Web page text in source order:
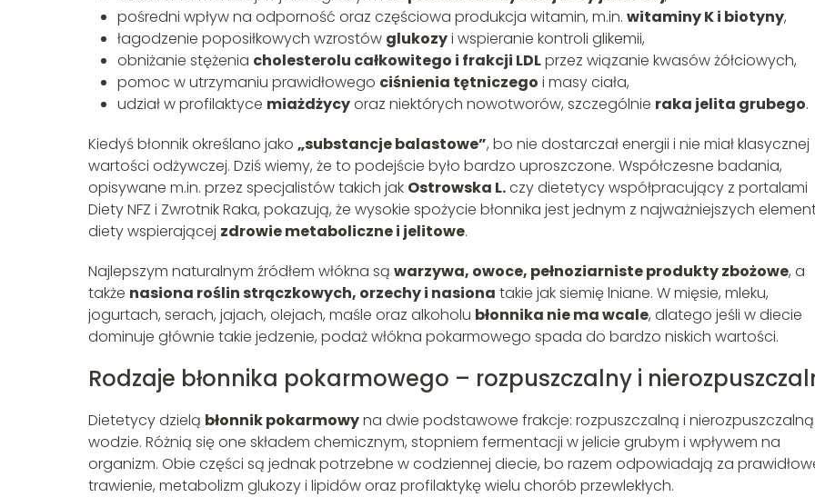
pośredni wpływ na odporność oraz częściowa produkcja witamin, m.in. witaminy K i biotyny,
łagodzenie poposiłkowych wzrostów glukozyi wspieranie kontroli glikemii,
obniżanie stężenia cholesterolu całkowitego i frakcji LDLprzez wiązanie kwasów żółciowych,
pomoc w utrzymaniu prawidłowego ciśnienia tętniczego i masy ciała,
udział w profilaktyce miażdżycyoraz niektórych nowotworów, szczególnie raka jelita grubego.
Kiedyś błonnik określano jako „substancje balastowe”, bo nie dostarczał energii i nie miał klasycznej
wartości odżywczej. Dziś wiemy, że to podejście było bardzo uproszczone. Współczesne badania,
opisywane m.in. przez specjalistów takich jak Ostrowska L.czy dietetycy współpracujący z portalami
Diety NFZ i Zwrotnik Raka, pokazują, że wysokie spożycie błonnika jest jednym z najważniejszych
diety wspierającej zdrowie metaboliczne i jelitowe.
Najlepszym naturalnym źródłem włókna są warzywa, owoce, pełnoziarniste produkty zbożowe, a
także nasiona roślin strączkowych, orzechy i nasiona takie jak siemię lniane. W mięsie, mleku,
jogurtach, serach, jajach, olejach, maśle oraz alkoholu błonnika nie ma wcale, dlatego jeśli w diecie
dominuje głównie takie jedzenie, podaż włókna pokarmowego spada do bardzo niskich wartości.
Rodzaje błonnika pokarmowego – rozpuszczalny i
Dietetycy dzielą błonnik pokarmowyna dwie podstawowe frakcje: rozpuszczalną i
wodzie. Różnią się one składem chemicznym, stopniem fermentacji w jelicie grubym i wpływem na
organizm. Obie części są jednak potrzebne w codziennej diecie, bo razem odpowiadają za
trawienie, metabolizm glukozy i lipidów oraz profilaktykę wielu chorób przewlekłych.